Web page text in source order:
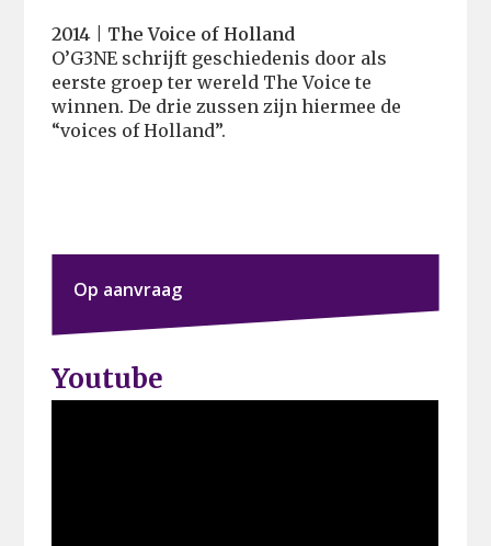
2014 | The Voice of Holland
O’G3NE schrijft geschiedenis door als
eerste groep ter wereld The Voice te
winnen. De drie zussen zijn hiermee de
“voices of Holland”.
Op aanvraag
Youtube